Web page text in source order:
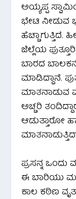
ಅಯ್ಯಪ್ಪ
ಭೇಟಿ ನೀಡುವ
ಹೆಚ್ಚಾಗುತ್ತಿದೆ.
ಜಿಲ್ಲೆಯ
ಬಾರದ
ಮಾಡಿದ್ದಾನೆ.
ಮಾತನಾಡುವ
ಅಚ್ಚರಿ
ಆಡುತ್ತಾರೋ
ಪ್ರಸನ್ನ
ಈ ಬಾರಿಯು
ಕಾಲ ಕಠಿಣ